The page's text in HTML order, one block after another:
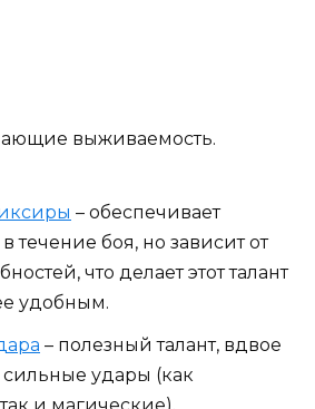
выживаемость.
– обеспечивает
течение боя, но зависит от
что делает этот талант
удобным.
– полезный талант, вдвое
удары (как